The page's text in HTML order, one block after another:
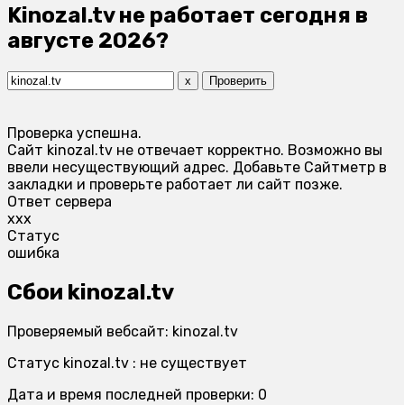
Kinozal.tv не работает сегодня в
августе 2026?
x Проверить
Проверка успешна.
Сайт kinozal.tv не отвечает корректно. Возможно вы
ввели несуществующий адрес. Добавьте Сайтметр в
закладки и проверьте работает ли сайт позже.
Ответ сервера
xxx
Статус
ошибка
Сбои kinozal.tv
Проверяемый вебсайт: kinozal.tv
Статус kinozal.tv : не существует
Дата и время последней проверки: 0